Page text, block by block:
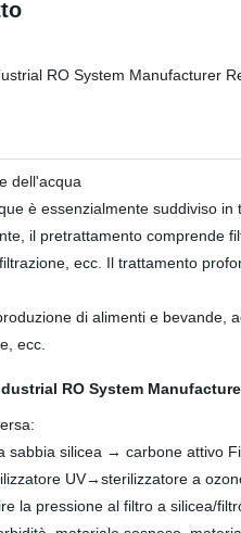
dell'acqua
è essenzialmente suddiviso
il pretrattamento comprende
ecc. Il trattamento
di alimenti e bevande,
ecc.
sabbia silicea → carbone attivo
UV→sterilizzatore a
la pressione al filtro a silicea/